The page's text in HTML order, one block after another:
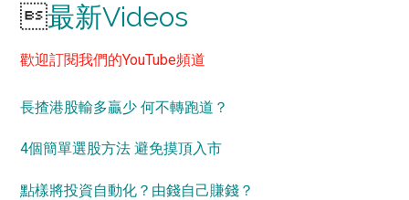
最新Videos
歡迎訂閱我們的YouTube頻道
長揸港股輸多贏少 何不轉跑道？
4個簡單選股方法 避免摸頂入市
點樣將投資自動化？由錢自己賺錢？